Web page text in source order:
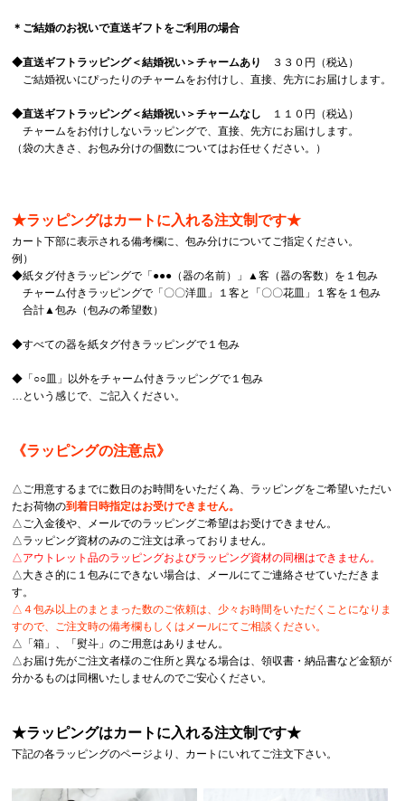
＊ご結婚のお祝いで直送ギフトをご利用の場合
◆直送ギフトラッピング＜結婚祝い＞チャームあり
３３０円（税込）
ご結婚祝いにぴったりのチャームをお付けし、直接、先方にお届けします。
◆直送ギフトラッピング＜結婚祝い＞チャームなし
１１０円（税込）
チャームをお付けしないラッピングで、直接、先方にお届けします。
（袋の大きさ、お包み分けの個数についてはお任せください。）
★ラッピングはカートに入れる注文制です★
カート下部に表示される備考欄に、包み分けについてご指定ください。
例）
◆紙タグ付きラッピングで「●●●（器の名前）」▲客（器の客数）を１包み
チャーム付きラッピングで「〇〇洋皿」１客と「〇〇花皿」１客を１包み
合計▲包み（包みの希望数）
◆すべての器を紙タグ付きラッピングで１包み
◆「○○皿」以外をチャーム付きラッピングで１包み
…という感じで、ご記入ください。
《ラッピングの注意点》
△ご用意するまでに数日のお時間をいただく為、ラッピングをご希望いただい
たお荷物の到着日時指定はお受けできません。
△ご入金後や、メールでのラッピングご希望はお受けできません。
△ラッピング資材のみのご注文は承っておりません。
△アウトレット品のラッピングおよびラッピング資材の同梱はできません。
△大きさ的に１包みにできない場合は、メールにてご連絡させていただきま
す。
△４包み以上のまとまった数のご依頼は、少々お時間をいただくことになりま
すので、ご注文時の備考欄もしくはメールにてご相談ください。
△「箱」、「熨斗」のご用意はありません。
△お届け先がご注文者様のご住所と異なる場合は、領収書・納品書など金額が
分かるものは同梱いたしませんのでご安心ください。
★ラッピングはカートに入れる注文制です★
下記の各ラッピングのページより、カートにいれてご注文下さい。